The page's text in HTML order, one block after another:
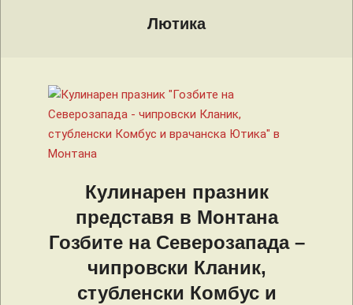
Лютика
Кулинарен празник
представя в Монтана
Гозбите на Северозапада –
чипровски Кланик,
стубленски Комбус и